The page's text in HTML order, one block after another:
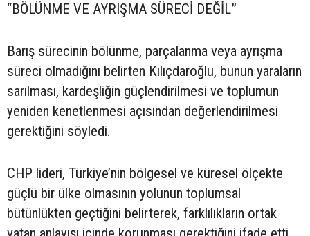
“BÖLÜNME VE AYRIŞMA SÜRECİ DEĞİL”
Barış sürecinin bölünme, parçalanma veya ayrışma
süreci olmadığını belirten Kılıçdaroğlu, bunun yaraların
sarılması, kardeşliğin güçlendirilmesi ve toplumun
yeniden kenetlenmesi açısından değerlendirilmesi
gerektiğini söyledi.
CHP lideri, Türkiye’nin bölgesel ve küresel ölçekte
güçlü bir ülke olmasının yolunun toplumsal
bütünlükten geçtiğini belirterek, farklılıkların ortak